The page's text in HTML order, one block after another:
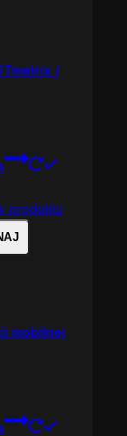
/
mobilnej